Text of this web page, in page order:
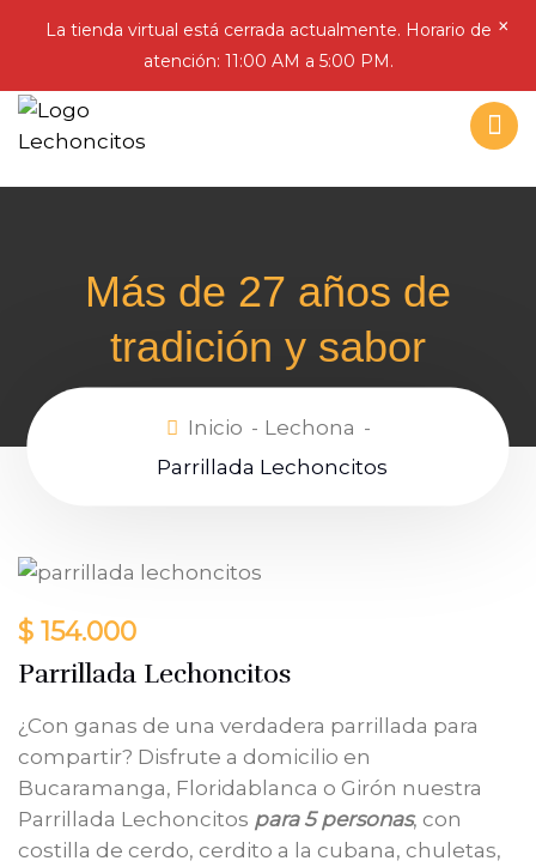
La tienda virtual está cerrada actualmente. Horario de
atención: 11:00 AM a 5:00 PM.
×
Más de 27 años de
tradición y sabor
Inicio
Lechona
Parrillada Lechoncitos
$ 154.000
Parrillada Lechoncitos
¿Con ganas de una verdadera parrillada para
compartir? Disfrute a domicilio en
Bucaramanga, Floridablanca o Girón nuestra
Parrillada Lechoncitos para 5 personas, con
costilla de cerdo, cerdito a la cubana, chuletas,